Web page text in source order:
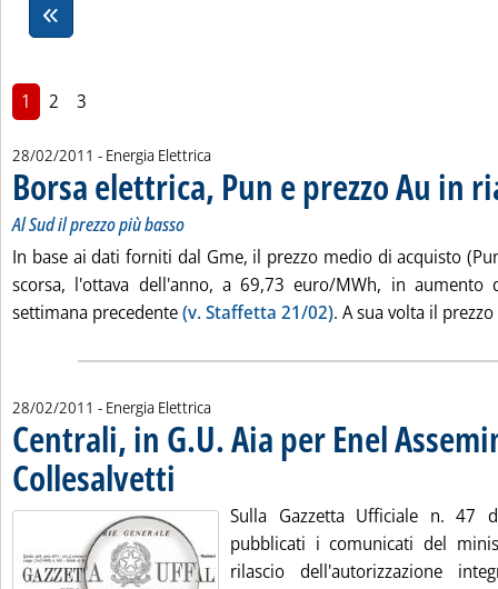
1 2 3
28/02/2011 - Energia Elettrica
Borsa elettrica, Pun e prezzo Au in
Al Sud il prezzo più basso
In base ai dati forniti dal Gme, il prezzo medio di acquisto
scorsa, l'ottava dell'anno, a 69,73 euro/MWh, in aumento
settimana precedente(v. Staffetta 21/02). A sua volta il prezzo
28/02/2011 - Energia Elettrica
Centrali, in G.U. Aia per Enel
Collesalvetti . Pubblicata lunedì 28 febbraio 2011 alle 12.40.
Sulla Gazzetta Ufficiale n. 47
pubblicati i comunicati del
rilascio dell'autorizzazione